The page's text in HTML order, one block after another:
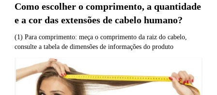
Como escolher o comprimento, a quantidade
e a cor das extensões de cabelo humano?
(1) Para comprimento: meça o comprimento da raiz do cabelo,
consulte a tabela de dimensões de informações do produto